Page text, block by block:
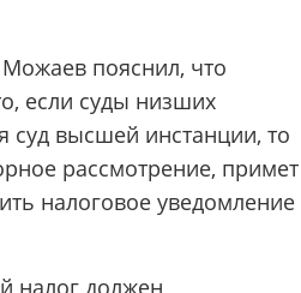
пояснил, что
если суды низших
суд высшей инстанции, то
рассмотрение, примет
налоговое уведомление
налог должен